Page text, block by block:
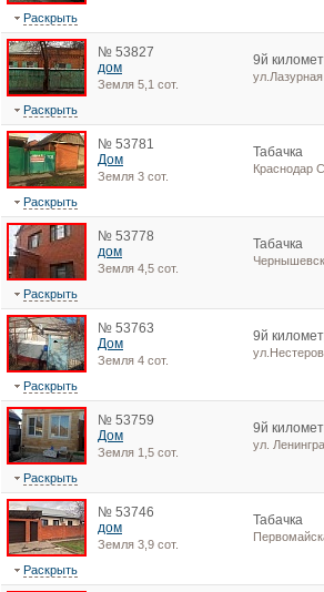
Раскрыть
№ 53827
дом
Земля 5,1 сот.
9й
ул.Лазурная
Раскрыть
№ 53781
Дом
Земля 3 сот.
Табачка
Краснодар
Раскрыть
№ 53778
дом
Земля 4,5 сот.
Табачка
Раскрыть
№ 53763
Дом
Земля 4 сот.
9й
Раскрыть
№ 53759
Дом
Земля 1,5 сот.
9й
ул.
Раскрыть
№ 53746
дом
Земля 3,9 сот.
Табачка
Раскрыть